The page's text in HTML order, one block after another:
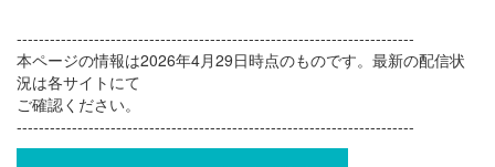
------------------------------------------------------------------------
本ページの情報は2026年4月29日時点のものです。最新の配信状
況は各サイトにて
ご確認ください。
------------------------------------------------------------------------